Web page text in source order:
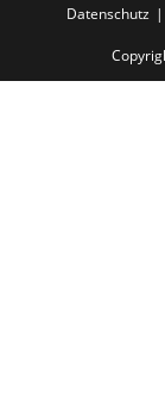
Datenschutz